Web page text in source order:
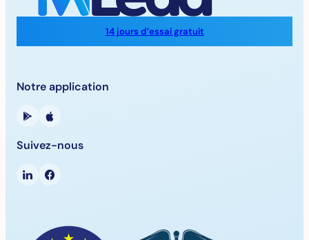
14 jours d’essai gratuit
Notre application
Suivez-nous